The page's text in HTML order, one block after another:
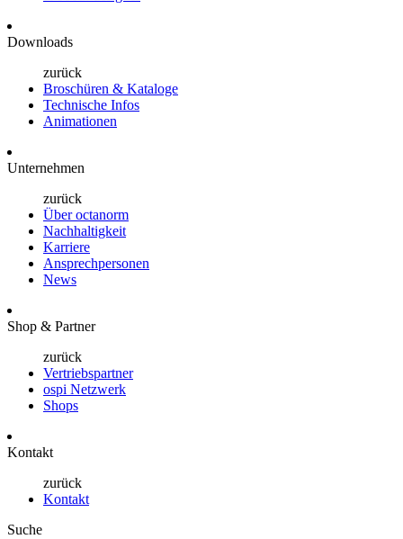
Downloads
zurück
Broschüren & Kataloge
Technische Infos
Animationen
Unternehmen
zurück
Über octanorm
Nachhaltigkeit
Karriere
Ansprechpersonen
News
Shop & Partner
zurück
Vertriebspartner
ospi Netzwerk
Shops
Kontakt
zurück
Kontakt
Suche